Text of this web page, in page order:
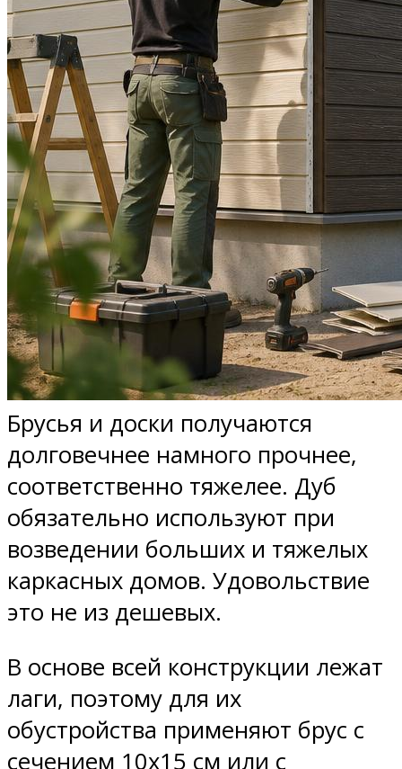
Брусья и доски получаются
долговечнее намного прочнее,
соответственно тяжелее. Дуб
обязательно используют при
возведении больших и тяжелых
каркасных домов. Удовольствие
это не из дешевых.
В основе всей конструкции лежат
лаги, поэтому для их
обустройства применяют брус с
сечением 10х15 см или с